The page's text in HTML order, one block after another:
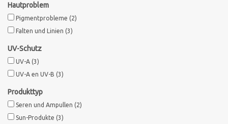
Hautproblem
Pigmentprobleme (2)
Falten und Linien (3)
UV-Schutz
UV-A (3)
UV-A en UV-B (3)
Produkttyp
Seren und Ampullen (2)
Sun-Produkte (3)